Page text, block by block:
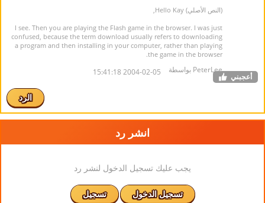
(النص الأصلي) Hello Kay,
I see. Then you are playing the Flash game in the browser. I was just
confused, because the term download usually refers to downloading
a program and then installing in your computer, rather than playing
the game in the browser.
PeterLee بواسطة 2004-02-05 15:41:18 أعجبني
الرد
انشر رد
يجب عليك تسجيل الدخول لنشر رد
تسجيل الدخول تسجيل